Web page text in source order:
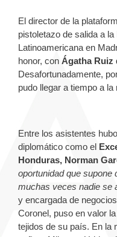
El director de la
pistoletazo de salida a
Latinoamericana en
honor, con Ágatha Ruiz
Desafortunadamente,
pudo llegar a tiempo a la
Entre los asistentes
diplomático como el
Honduras, Norman
oportunidad que supone
muchas veces nadie se
y encargada de
Coronel, puso en valor
tejidos de su país. En la